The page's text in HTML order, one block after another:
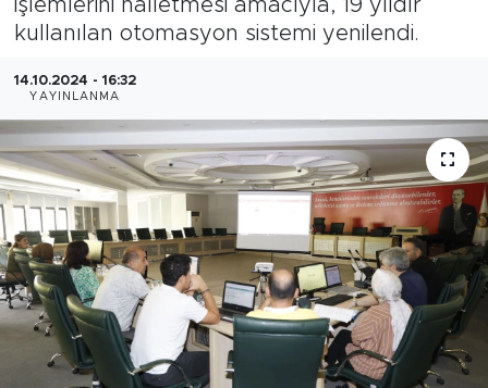
işlemlerini halletmesi amacıyla, 19 yıldır
kullanılan otomasyon sistemi yenilendi.
14.10.2024 - 16:32
YAYINLANMA
Güncel
Gündem
İnşaat-Emlak
Kültür-Sanat
Sağlık
Siyaset
Spor